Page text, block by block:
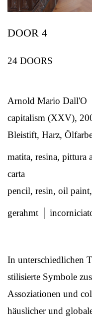
DOOR 4
24 DOORS
Arnold Mario Dall'O
capitalism (XXV),
Bleistift, Harz,
matita, resina, pittura
carta
pencil, resin, oil
gerahmt │
In unterschiedlichen
stilisierte Symbole
Assoziationen und
häuslicher und